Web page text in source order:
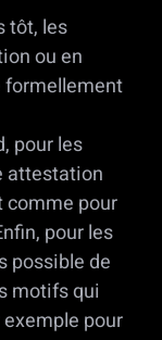
tôt, les
ou en
formellement
pour les
attestation
comme pour
pour les
possible de
motifs qui
pour